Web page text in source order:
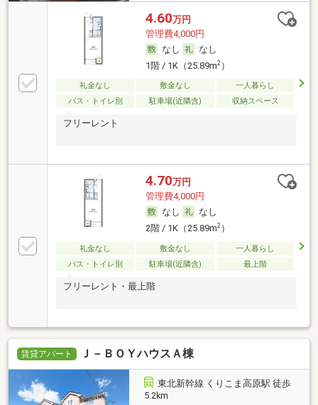
4.60万円
管理費4,000円
なし
なし
1階 / 1K（25.89m2）
礼金なし 敷金なし
一人暮らし
バス・トイレ別
駐車場(近隣含) 収納スペース
フリーレント
4.70万円
管理費4,000円
なし
なし
2階 / 1K（25.89m2）
礼金なし 敷金なし
一人暮らし
バス・トイレ別
駐車場(近隣含) 最上階
フリーレント・最上階
賃貸アパート Ｊ－ＢＯＹハウスＡ棟
東北新幹線 くりこま高原駅 徒歩
5.2km